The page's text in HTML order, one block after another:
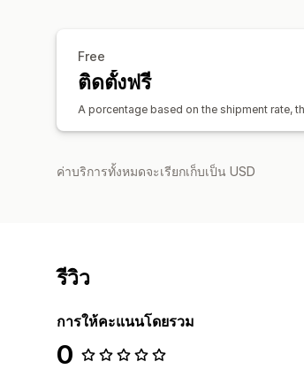
Free
ติดตั้งฟรี
A porcentage based on the shipment rate,
ค่าบริการทั้งหมดจะเรียกเก็บเป็น USD
รีวิว
การให้คะแนนโดยรวม
0